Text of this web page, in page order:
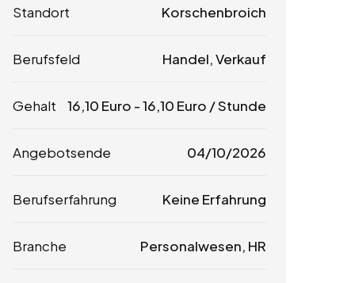
Standort Korschenbroich
Berufsfeld Handel, Verkauf
Gehalt 16,10 Euro -16,10 Euro / Stunde
Angebotsende 04/10/2026
Berufserfahrung Keine Erfahrung
Branche Personalwesen, HR